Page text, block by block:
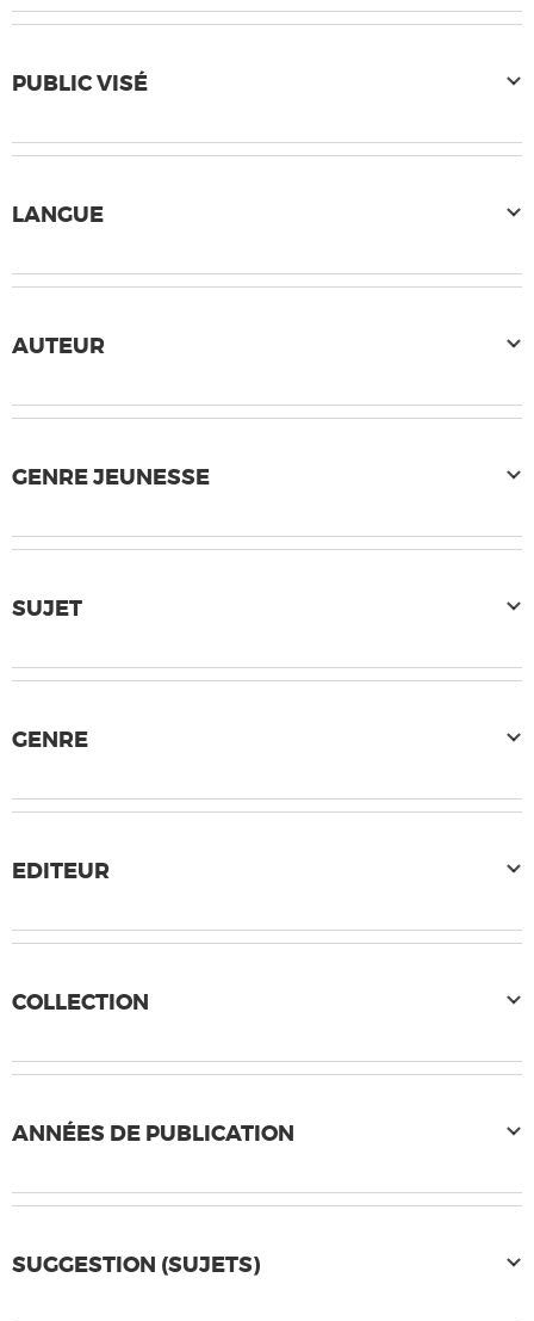
PUBLIC VISÉ
LANGUE
AUTEUR
GENRE JEUNESSE
SUJET
GENRE
EDITEUR
COLLECTION
ANNÉES DE PUBLICATION
SUGGESTION (SUJETS)